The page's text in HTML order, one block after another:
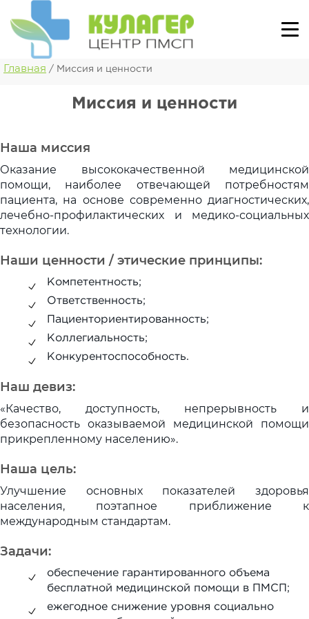
Главная / Миссия и ценности
Миссия и ценности
Наша миссия
Оказание высококачественной медицинской
помощи, наиболее отвечающей потребностям
пациента, на основе современно диагностических,
лечебно-профилактических и медико-социальных
технологии.
Наши ценности / этические принципы:
Компетентность;
Ответственность;
Пациенториентированность;
Коллегиальность;
Конкурентоспособность.
Наш девиз:
«Качество, доступность, непрерывность и
безопасность оказываемой медицинской помощи
прикрепленному населению».
Наша цель:
Улучшение основных показателей здоровья
населения, поэтапное приближение к
международным стандартам.
Задачи:
обеспечение гарантированного объема
бесплатной медицинской помощи в ПМСП;
ежегодное снижение уровня социально